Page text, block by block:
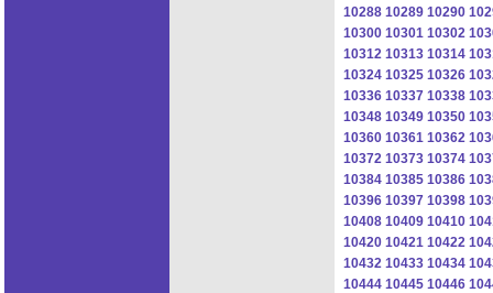
10288 10289 10290
10300 10301 10302
10312 10313 10314
10324 10325 10326
10336 10337 10338
10348 10349 10350
10360 10361 10362
10372 10373 10374
10384 10385 10386
10396 10397 10398
10408 10409 10410
10420 10421 10422
10432 10433 10434
10444 10445 10446